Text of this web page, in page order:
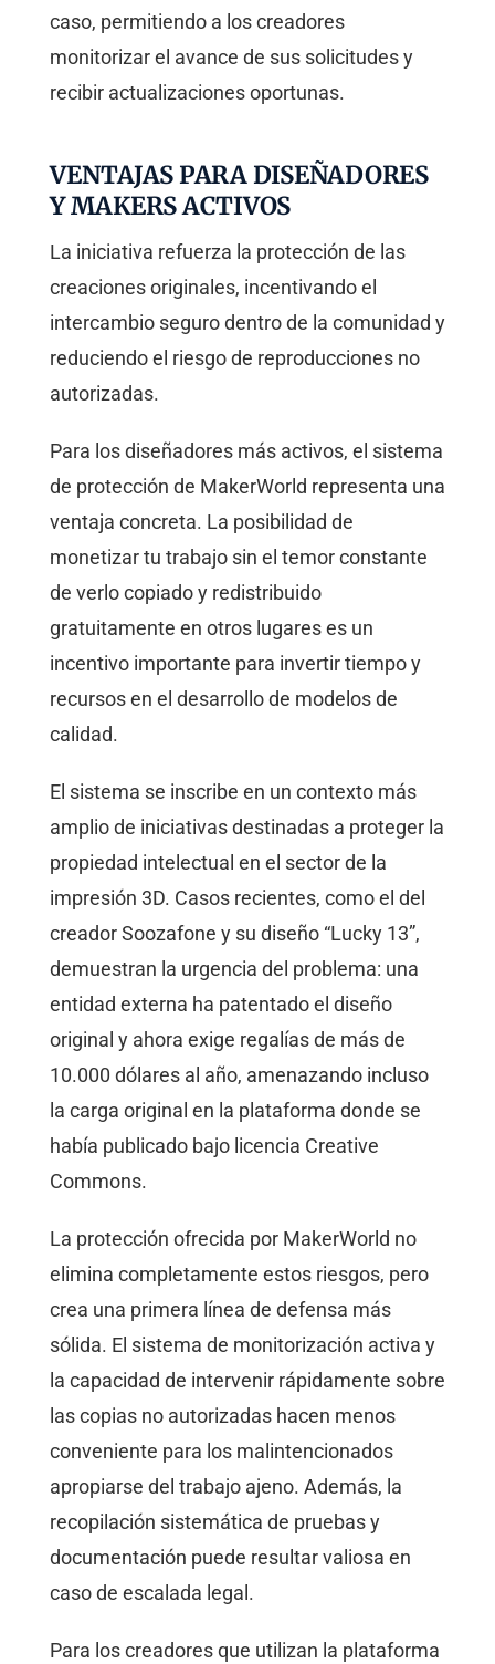
caso, permitiendo a los creadores
monitorizar el avance de sus solicitudes y
recibir actualizaciones oportunas.
VENTAJAS PARA DISEÑADORES
Y MAKERS ACTIVOS
La iniciativa refuerza la protección de las
creaciones originales, incentivando el
intercambio seguro dentro de la comunidad y
reduciendo el riesgo de reproducciones no
autorizadas.
Para los diseñadores más activos, el sistema
de protección de MakerWorld representa una
ventaja concreta. La posibilidad de
monetizar tu trabajo sin el temor constante
de verlo copiado y redistribuido
gratuitamente en otros lugares es un
incentivo importante para invertir tiempo y
recursos en el desarrollo de modelos de
calidad.
El sistema se inscribe en un contexto más
amplio de iniciativas destinadas a proteger la
propiedad intelectual en el sector de la
impresión 3D. Casos recientes, como el del
creador Soozafone y su diseño “Lucky 13”,
demuestran la urgencia del problema: una
entidad externa ha patentado el diseño
original y ahora exige regalías de más de
10.000 dólares al año, amenazando incluso
la carga original en la plataforma donde se
había publicado bajo licencia Creative
Commons.
La protección ofrecida por MakerWorld no
elimina completamente estos riesgos, pero
crea una primera línea de defensa más
sólida. El sistema de monitorización activa y
la capacidad de intervenir rápidamente sobre
las copias no autorizadas hacen menos
conveniente para los malintencionados
apropiarse del trabajo ajeno. Además, la
recopilación sistemática de pruebas y
documentación puede resultar valiosa en
caso de escalada legal.
Para los creadores que utilizan la plataforma